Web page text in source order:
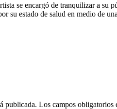
se encargó de tranquilizar a su
su estado de salud en medio de
publicada. Los campos obligatorios